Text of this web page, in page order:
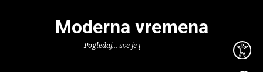
Moderna vremena
Pogledaj... sve je puno knjiga.